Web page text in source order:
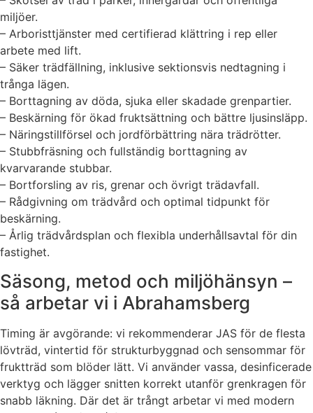
miljöer.
– Arboristtjänster med certifierad klättring i rep eller
arbete med lift.
– Säker trädfällning, inklusive sektionsvis nedtagning i
trånga lägen.
– Borttagning av döda, sjuka eller skadade grenpartier.
– Beskärning för ökad fruktsättning och bättre ljusinsläpp.
– Näringstillförsel och jordförbättring nära trädrötter.
– Stubbfräsning och fullständig borttagning av
kvarvarande stubbar.
– Bortforsling av ris, grenar och övrigt trädavfall.
– Rådgivning om trädvård och optimal tidpunkt för
beskärning.
– Årlig trädvårdsplan och flexibla underhållsavtal för din
fastighet.
Säsong, metod och miljöhänsyn –
så arbetar vi i Abrahamsberg
Timing är avgörande: vi rekommenderar JAS för de flesta
lövträd, vintertid för strukturbyggnad och sensommar för
fruktträd som blöder lätt. Vi använder vassa, desinficerade
verktyg och lägger snitten korrekt utanför grenkragen för
snabb läkning. Där det är trångt arbetar vi med modern